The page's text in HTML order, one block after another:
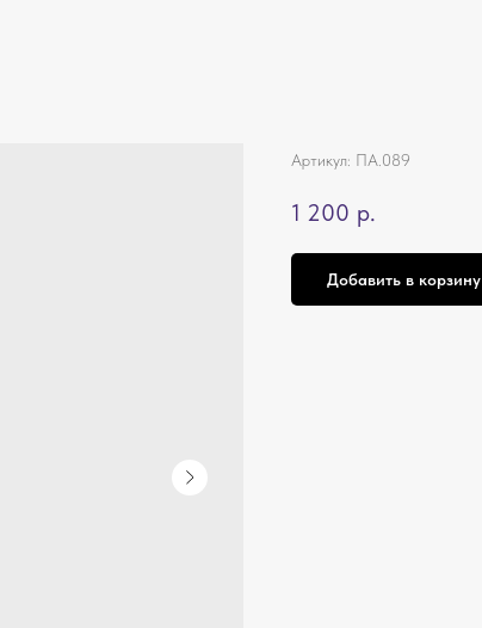
Артикул: ПА.089
1 200 р.
Добавить в корзину